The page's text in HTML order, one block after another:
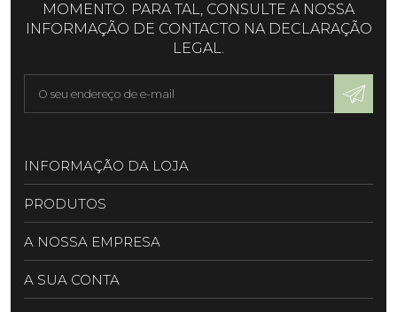
MOMENTO. PARA TAL, CONSULTE A NOSSA
INFORMAÇÃO DE CONTACTO NA DECLARAÇÃO
LEGAL.
INFORMAÇÃO DA LOJA
PRODUTOS
A NOSSA EMPRESA
A SUA CONTA